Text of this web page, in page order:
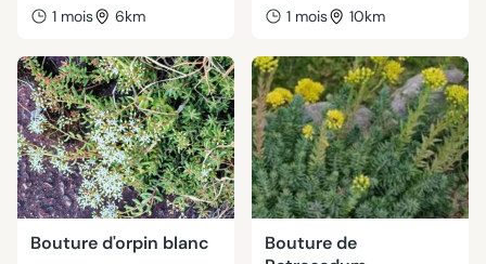
1 mois 6km 1 mois 10km
Bouture d'orpin blanc
Bouture de